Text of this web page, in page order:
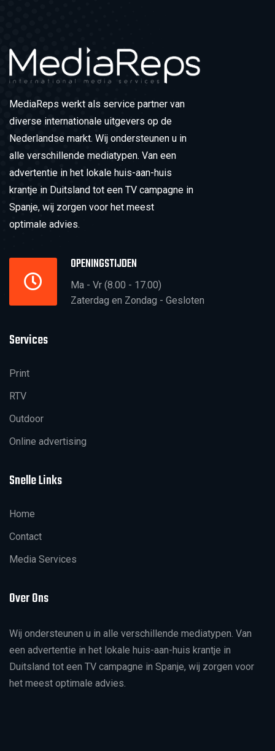
MediaReps werkt als service partner van
diverse internationale uitgevers op de
Nederlandse markt. Wij ondersteunen u in
alle verschillende mediatypen. Van een
advertentie in het lokale huis-aan-huis
krantje in Duitsland tot een TV campagne in
Spanje, wij zorgen voor het meest
optimale advies.
OPENINGSTIJDEN
Ma - Vr (8.00 - 17.00)
Zaterdag en Zondag - Gesloten
Services
Print
RTV
Outdoor
Online advertising
Snelle Links
Home
Contact
Media Services
Over Ons
Wij ondersteunen u in alle verschillende mediatypen. Van
een advertentie in het lokale huis-aan-huis krantje in
Duitsland tot een TV campagne in Spanje, wij zorgen voor
het meest optimale advies.